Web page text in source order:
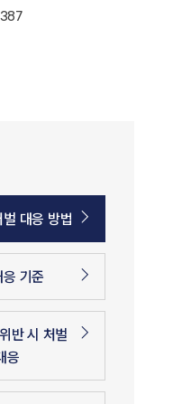
대응 방법
기준
반 시 처벌
응